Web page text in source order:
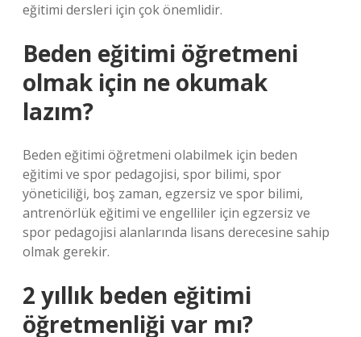
eğitimi dersleri için çok önemlidir.
Beden eğitimi öğretmeni
olmak için ne okumak
lazım?
Beden eğitimi öğretmeni olabilmek için beden
eğitimi ve spor pedagojisi, spor bilimi, spor
yöneticiliği, boş zaman, egzersiz ve spor bilimi,
antrenörlük eğitimi ve engelliler için egzersiz ve
spor pedagojisi alanlarında lisans derecesine sahip
olmak gerekir.
2 yıllık beden eğitimi
öğretmenliği var mı?